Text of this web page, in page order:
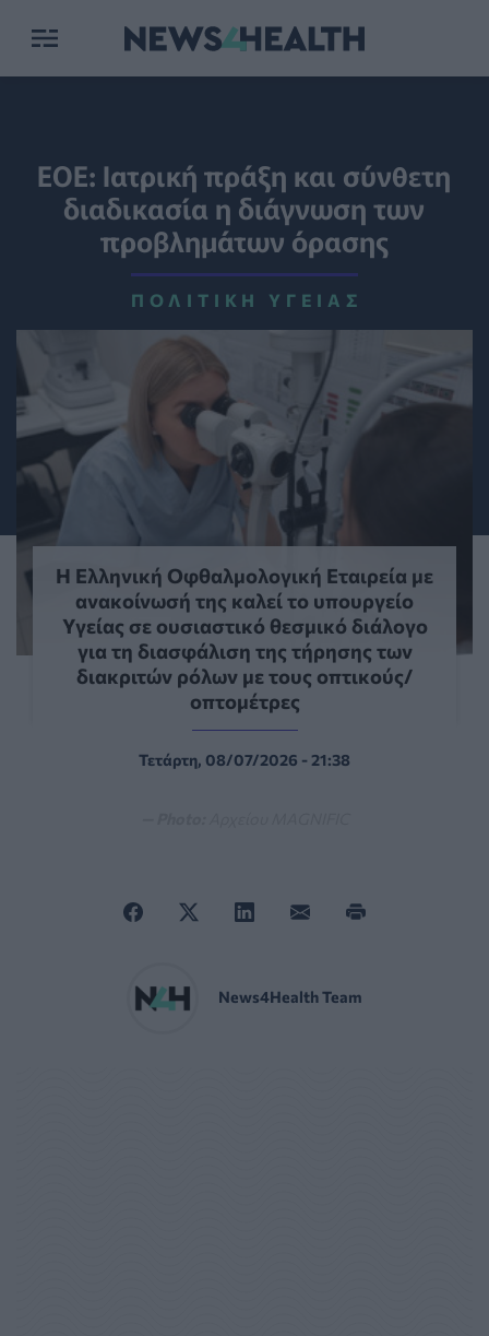
ΕΟΕ: Ιατρική πράξη και σύνθετη
διαδικασία η διάγνωση των
προβλημάτων όρασης
ΠΟΛΙΤΙΚΉ ΥΓΕΊΑΣ
Η Ελληνική Οφθαλμολογική Εταιρεία με
ανακοίνωσή της καλεί το υπουργείο
Υγείας σε ουσιαστικό θεσμικό διάλογο
για τη διασφάλιση της τήρησης των
διακριτών ρόλων με τους οπτικούς/
οπτομέτρες
Τετάρτη, 08/07/2026 - 21:38
News4Health Team